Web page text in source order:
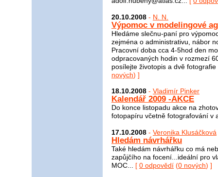
20.10.2008 - N. N.
Výpomoc v modelingové
Hledáme slečnu-paní pro
zejména o administrativu, nábor
Pracovní doba cca 4-5hod den
odpracovaných hodin v rozmezí
posílejte životopis a dvě
nových) ]
18.10.2008 - Vladimír Pinker
Kalendář 2009 -AKCE
Do konce listopadu akce na
fotopapíru včetně fotografování v
17.10.2008 - Veronika Klusáčková
Hledám návrhářku
Také hledám návrhářku co má
zapůjčího na focení...ideální pro
MOC... [ 0 odpovědí (0 nových) ]